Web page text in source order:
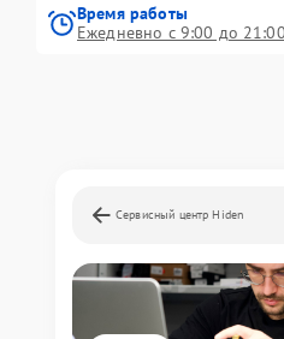
Время работы
Ежедневно с 9:00 до 21:00
Сервисный центр Hiden